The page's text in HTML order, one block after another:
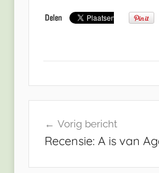
navigatie
Vorig bericht
Recensie: A is van